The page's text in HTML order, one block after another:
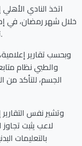
اتخذ النادي
خلال شهر رمضان، في
تراجع قد يؤثر على الأداء مع ضغط المباريات.
وبحسب تقارير
والطبي نظام
الجسم، للتأكد من
وتشير نفس
لاعب يثبت
بالتعليمات